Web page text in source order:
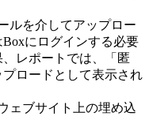
ルを介してアップロー
にログインする必要
レポートでは、「匿
ロードとして表示され
ェブサイト上の埋め込